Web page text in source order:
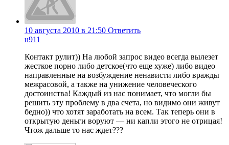
10 августа 2010 в 21:50 Ответить
u911
Контакт рулит)) На любой запрос видео всегда вылезет
жесткое порно либо детское(что еще хуже) либо видео
направленные на возбуждение ненависти либо вражды
межрасовой, а также на унижение человеческого
достоинства! Каждый из нас понимает, что могли бы
решить эту проблему в два счета, но видимо они живут
бедно)) что хотят заработать на всем. Так теперь они в
открытую деньги воруют — ни капли этого не отрицая!
Чтож дальше то нас ждет???